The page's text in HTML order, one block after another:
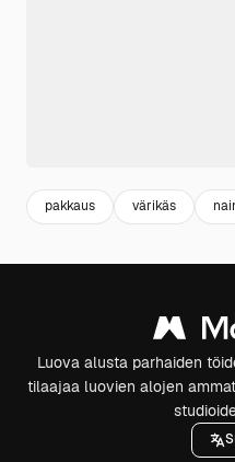
pakkaus värikäs
Luova alusta parhaiden
tilaajaa luovien alojen